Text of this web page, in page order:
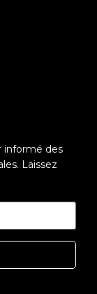
informé des
Laissez